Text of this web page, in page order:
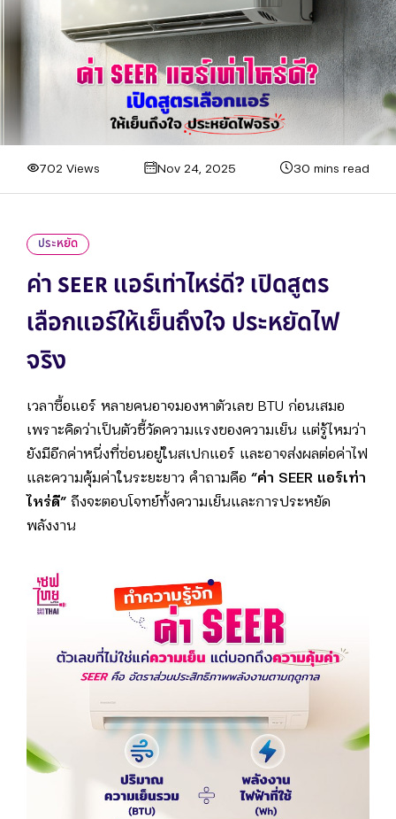
702 Views Nov 24, 2025 30 mins read
ประหยัด
ค่า SEER แอร์เท่าไหร่ดี? เปิดสูตร
เลือกแอร์ให้เย็นถึงใจ ประหยัดไฟ
จริง
เวลาซื้อแอร์ หลายคนอาจมองหาตัวเลข BTU ก่อนเสมอ
เพราะคิดว่าเป็นตัวชี้วัดความแรงของความเย็น แต่รู้ไหมว่า
ยังมีอีกค่าหนึ่งที่ซ่อนอยู่ในสเปกแอร์ และอาจส่งผลต่อค่าไฟ
และความคุ้มค่าในระยะยาว คำถามคือ “ค่า SEER แอร์เท่า
ไหร่ดี” ถึงจะตอบโจทย์ทั้งความเย็นและการประหยัด
พลังงาน